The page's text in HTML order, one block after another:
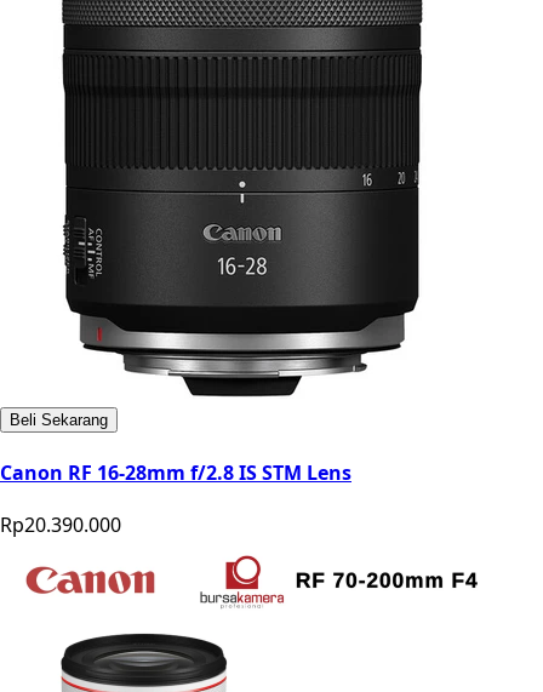
Beli Sekarang
Canon RF 16-28mm f/2.8 IS STM Lens
Rp20.390.000